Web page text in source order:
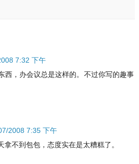
7:32 下午
西，办会议总是这样的。不过你写的趣事
2008 7:35 下午
拿不到包包，态度实在是太糟糕了。